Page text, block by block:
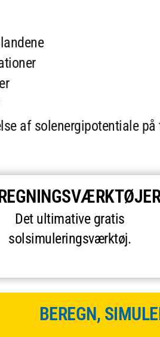
af solenergipotentiale
Det ultimative gratis
solsimuleringsværktøj.
BEREGN,